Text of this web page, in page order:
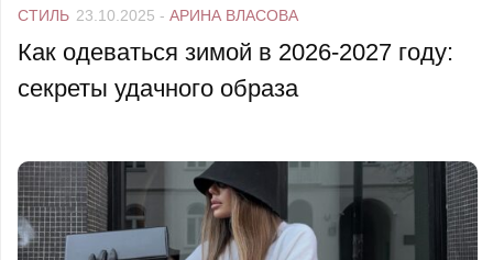
СТИЛЬ 23.10.2025 - АРИНА ВЛАСОВА
Как одеваться зимой в 2026-2027 году:
секреты удачного образа